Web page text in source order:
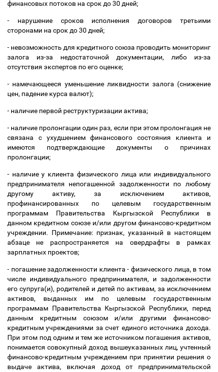
финансовых потоков на срок до 30 дней;
- нарушение сроков исполнения договоров третьими
сторонами на срок до 30 дней;
- невозможность для кредитного союза проводить мониторинг
залога из-за недостаточной документации, либо из-за
отсутствия экспертов по его оценке;
- намечающееся уменьшение ликвидности залога (снижение
цен, падение курса валют);
- наличие первой реструктуризации актива;
- наличие пролонгации один раз, если при этом пролонгация не
связана с ухудшением финансового состояния клиента и
имеются подтверждающие документы о причинах
пролонгации;
- наличие у клиента физического лица или индивидуального
предпринимателя непогашенной задолженности по любому
другому активу, за исключением активов,
профинансированных по целевым государственным
программам Правительства Кыргызской Республики в
данном кредитном союзе и/или другом финансово-кредитном
учреждении. Примечание: признак, указанный в настоящем
абзаце не распространяется на овердрафты в рамках
зарплатных проектов;
- погашение задолженности клиента - физического лица, в том
числе индивидуального предпринимателя, и задолженности
его супруга(и), родителей и детей по активам, за исключением
активов, выданных им по целевым государственным
программам Правительства Кыргызской Республики, перед
данным кредитным союзом и/или другими финансово-
кредитным учреждениями за счет единого источника дохода.
При этом под одним и тем же источником погашения активов,
понимается совокупный доход вышеуказанных лиц, учтенный
финансово-кредитным учреждением при принятии решения о
выдаче актива, включая доход от предпринимательской